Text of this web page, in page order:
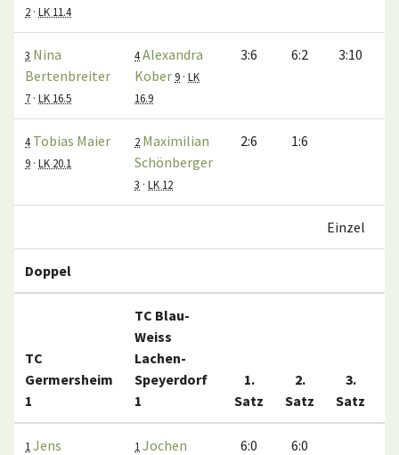
2 · LK 11.4
3 Nina
Bertenbreiter
7 · LK 16.5
4Alexandra
Kober9 · LK
16.9
3:6 6:2 3:10
4 Tobias Maier
9 · LK 20.1
2 Maximilian
Schönberger
3 · LK 12
2:6 1:6
Einzel
Doppel
TC
Germersheim
1
TC Blau-
Weiss
Lachen-
Speyerdorf
1
1.
Satz
2.
Satz
3.
Satz
1 Jens
1 Jochen
6:0 6:0